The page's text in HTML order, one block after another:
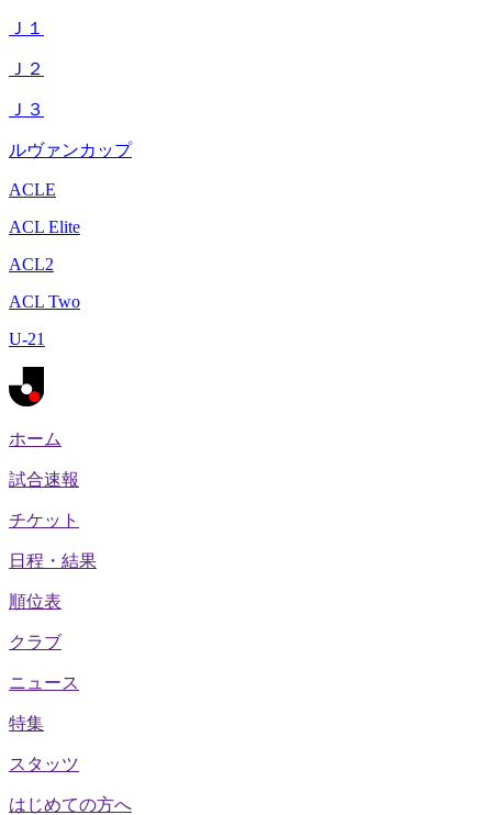
Ｊ１
Ｊ２
Ｊ３
ルヴァンカップ
ACLE
ACL Elite
ACL2
ACL Two
U-21
ホーム
試合速報
チケット
日程・結果
順位表
クラブ
ニュース
特集
スタッツ
はじめての方へ